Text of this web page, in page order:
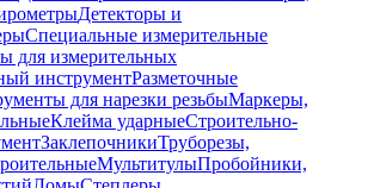
Детекторы и
Специальные измерительные
для измерительных
инструментРазметочные
для нарезки резьбыМаркеры,
Клейма ударныеСтроительно-
ЗаклепочникиТруборезы,
МультитулыПробойники,